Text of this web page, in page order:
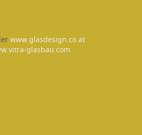
www.glasdesign.co.at
glasbau.com